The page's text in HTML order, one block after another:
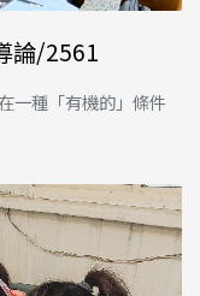
論/2561
一種「有機的」條件